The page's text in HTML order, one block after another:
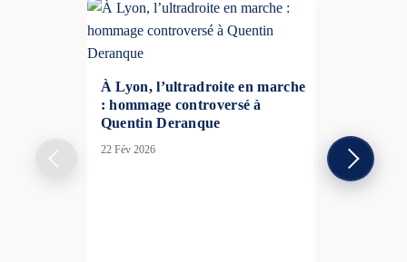
À Lyon, l’ultradroite en marche
: hommage controversé à
Quentin Deranque
22 Fév 2026